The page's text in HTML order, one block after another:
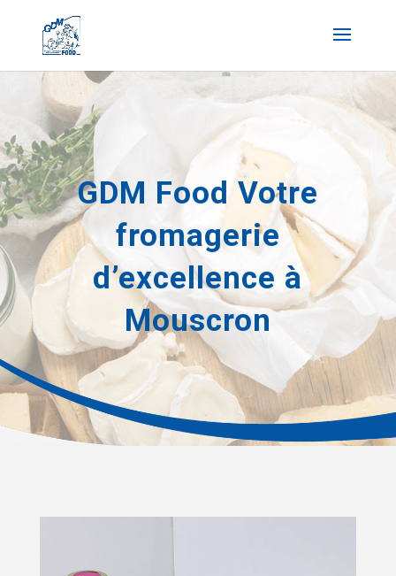
GDM Food Votre
fromagerie
d’excellence à
Mouscron